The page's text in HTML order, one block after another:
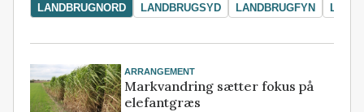
LANDBRUGNORD LANDBRUGSYD LANDBRUGFYN
ARRANGEMENT
Markvandring sætter fokus på
elefantgræs